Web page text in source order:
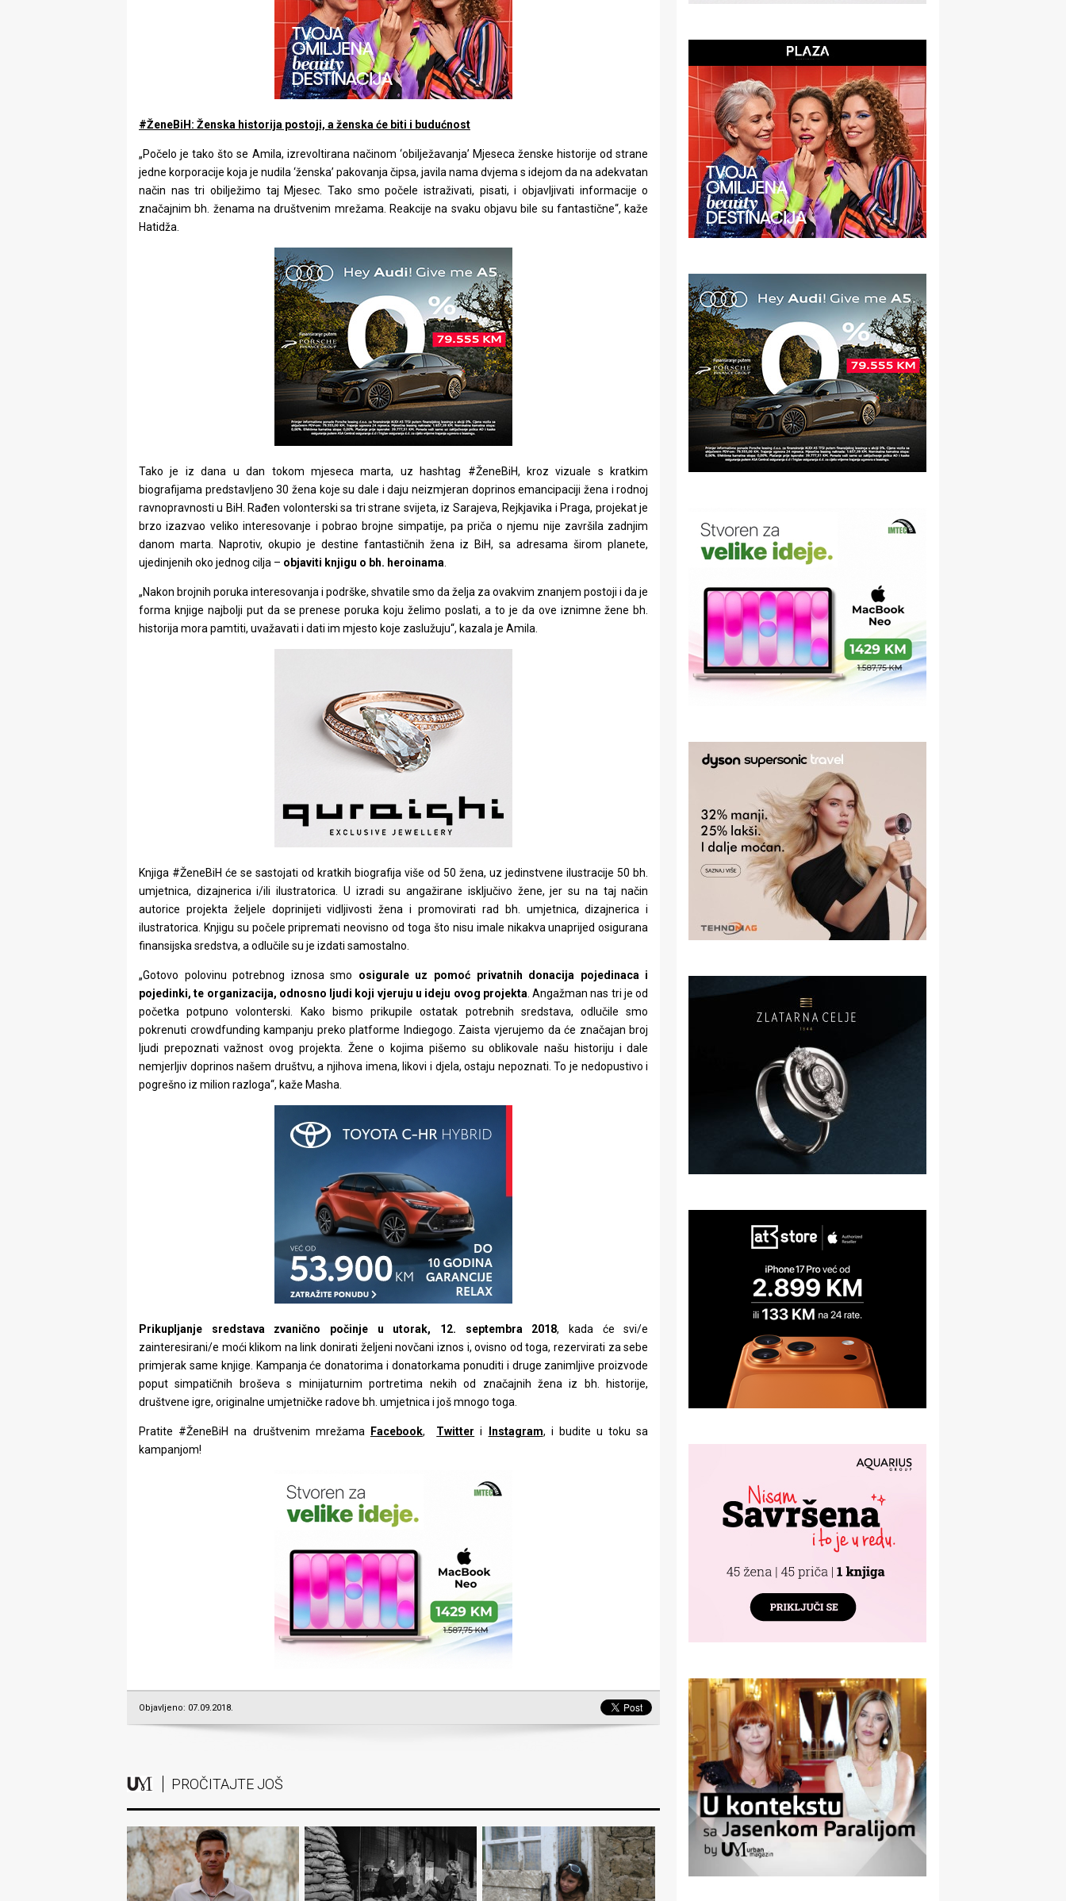
#ŽeneBiH: Ženska historija postoji, a ženska će biti i budućnost
„Počelo je tako što se Amila, izrevoltirana načinom ‘obilježavanja’ Mjeseca ženske historije od strane
jedne korporacije koja je nudila ‘ženska’ pakovanja čipsa, javila nama dvjema s idejom da na adekvatan
način nas tri obilježimo taj Mjesec. Tako smo počele istraživati, pisati, i objavljivati informacije o
značajnim bh. ženama na društvenim mrežama. Reakcije na svaku objavu bile su fantastične“, kaže
Hatidža.
Tako je iz dana u dan tokom mjeseca marta, uz hashtag #ŽeneBiH, kroz vizuale s kratkim
biografijama predstavljeno 30 žena koje su dale i daju neizmjeran doprinos emancipaciji žena i rodnoj
ravnopravnosti u BiH. Rađen volonterski sa tri strane svijeta, iz Sarajeva, Rejkjavika i Praga, projekat je
brzo izazvao veliko interesovanje i pobrao brojne simpatije, pa priča o njemu nije završila zadnjim
danom marta. Naprotiv, okupio je destine fantastičnih žena iz BiH, sa adresama širom planete,
ujedinjenih oko jednog cilja – objaviti knjigu o bh. heroinama
„Nakon brojnih poruka interesovanja i podrške, shvatile smo da želja za ovakvim znanjem postoji i da je
forma knjige najbolji put da se prenese poruka koju želimo poslati, a to je da ove iznimne žene bh.
historija mora pamtiti, uvažavati i dati im mjesto koje zaslužuju“, kazala je Amila.
Knjiga #ŽeneBiH će se sastojati od kratkih biografija više od 50 žena, uz jedinstvene ilustracije 50 bh.
umjetnica, dizajnerica i/ili ilustratorica. U izradi su angažirane isključivo žene, jer su na taj način
autorice projekta željele doprinijeti vidljivosti žena i promovirati rad bh. umjetnica, dizajnerica i
ilustratorica. Knjigu su počele pripremati neovisno od toga što nisu imale nikakva unaprijed osigurana
finansijska sredstva, a odlučile su je izdati samostalno.
„Gotovo polovinu potrebnog iznosa smo osigurale uz pomoć privatnih donacija pojedinaca i
pojedinki, te organizacija, odnosno ljudi koji vjeruju u ideju ovog projekta . Angažman nas tri je od
početka potpuno volonterski. Kako bismo prikupile ostatak potrebnih sredstava, odlučile smo
pokrenuti crowdfunding kampanju preko platforme Indiegogo. Zaista vjerujemo da će značajan broj
ljudi prepoznati važnost ovog projekta. Žene o kojima pišemo su oblikovale našu historiju i dale
nemjerljiv doprinos našem društvu, a njihova imena, likovi i djela, ostaju nepoznati. To je nedopustivo i
pogrešno iz milion razloga“, kaže Masha.
Prikupljanje sredstava zvanično počinje u utorak, 12. septembra 2018, kada će svi/e
zainteresirani/e moći klikom na link donirati željeni novčani iznos i, ovisno od toga, rezervirati za sebe
primjerak same knjige. Kampanja će donatorima i donatorkama ponuditi i druge zanimljive proizvode
poput simpatičnih broševa s minijaturnim portretima nekih od značajnih žena iz bh. historije,
društvene igre, originalne umjetničke radove bh. umjetnica i još mnogo toga.
Pratite #ŽeneBiH na društvenim mrežama Facebook, Twitter i Instagram, i budite u toku sa
kampanjom!
Objavljeno: 07.09.2018.
PROČITAJTE JOŠ